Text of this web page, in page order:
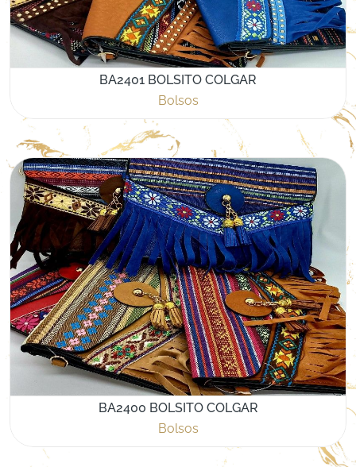
BA2401 BOLSITO COLGAR
Bolsos
BA2400 BOLSITO COLGAR
Bolsos